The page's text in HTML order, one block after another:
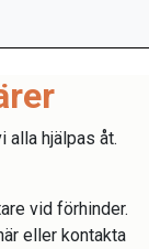
alla hjälpas åt.
vid förhinder.
eller kontakta